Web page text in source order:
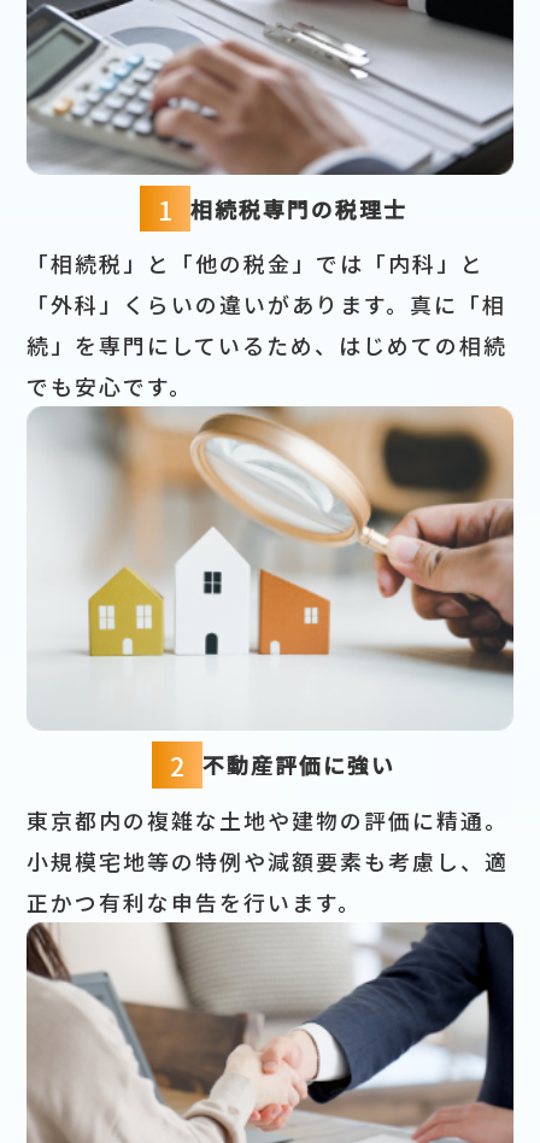
1
相続税専門の税理士
「相続税」と「他の税金」では「内科」と
「外科」くらいの違いがあります。真に「相
続」を専門にしているため、はじめての相続
でも安心です。
2
不動産評価に強い
東京都内の複雑な土地や建物の評価に精通。
小規模宅地等の特例や減額要素も考慮し、適
正かつ有利な申告を行います。